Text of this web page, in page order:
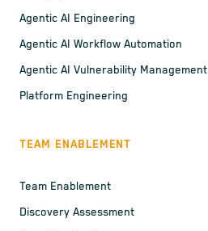
Agentic AI Engineering
Agentic AI Workflow Automation
Agentic AI Vulnerability Management
Platform Engineering
TEAM ENABLEMENT
Team Enablement
Discovery Assessment